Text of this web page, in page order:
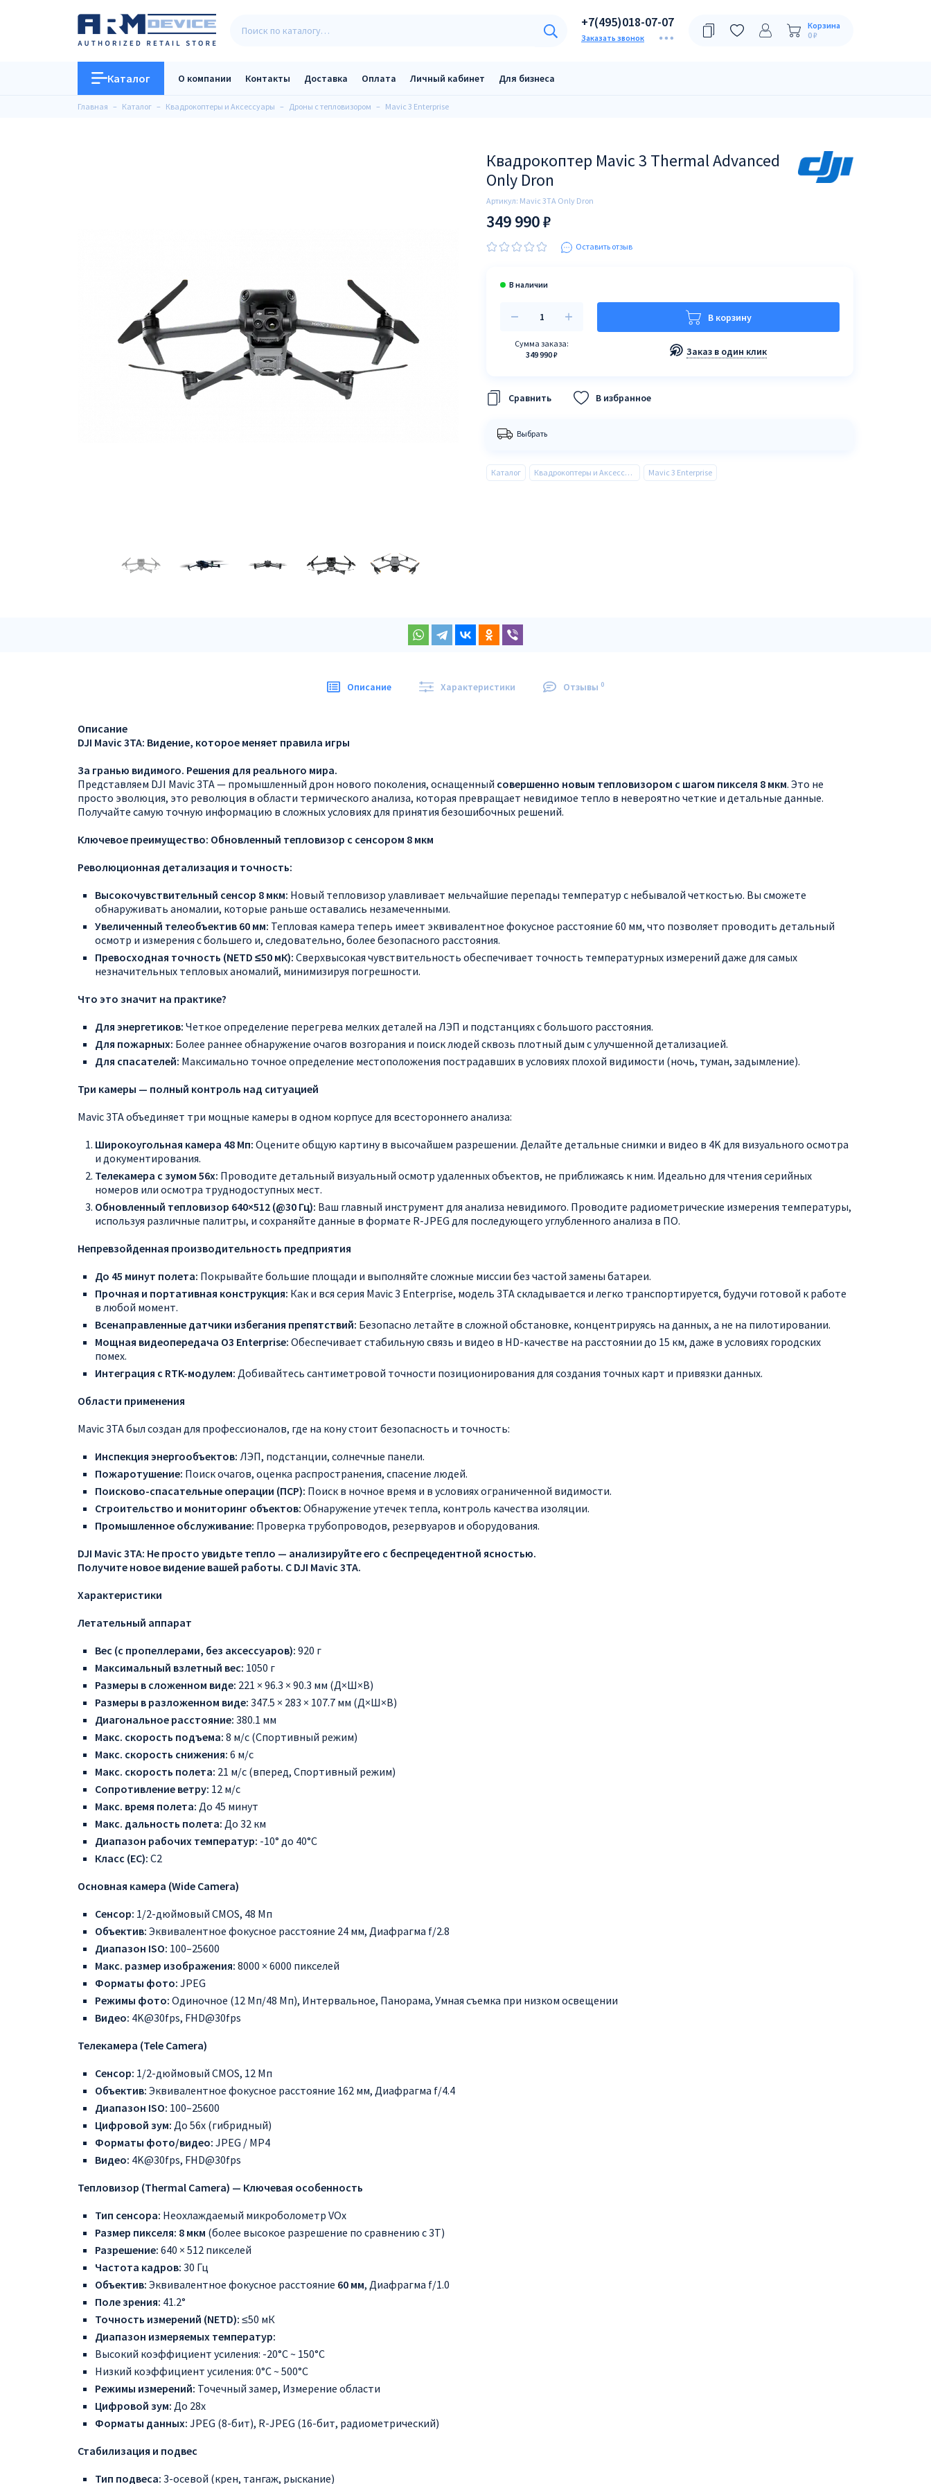
+7(495)018-07-07
Заказать звонок
Корзина
0 ₽
Каталог О компании Контакты Доставка Оплата Личный кабинет Для бизнеса
Главная Каталог Квадрокоптеры и Аксессуары Дроны с тепловизором Mavic 3 Enterprise
Квадрокоптер Mavic 3 Thermal Advanced
Only Dron
Артикул: Mavic 3TA Only Dron
349 990 ₽
Оставить отзыв
Сумма заказа:
349 990 ₽
В корзину
Заказ в один клик
В избранное
Выбрать
Каталог Квадрокоптеры и Аксессуары Mavic 3 Enterprise
Описание Характеристики Отзывы 0
Описание
DJI Mavic 3TA: Видение, которое меняет правила игры
За гранью видимого. Решения для реального мира.
Представляем DJI Mavic 3TA — промышленный дрон нового поколения, оснащенный совершенно новым тепловизором с шагом пикселя 8 мкм. Это не
просто эволюция, это революция в области термического анализа, которая превращает невидимое тепло в невероятно четкие и детальные данные.
Получайте самую точную информацию в сложных условиях для принятия безошибочных решений.
Ключевое преимущество: Обновленный тепловизор с сенсором 8 мкм
Революционная детализация и точность:
Высокочувствительный сенсор 8 мкм: Новый тепловизор улавливает мельчайшие перепады температур с небывалой четкостью. Вы сможете
обнаруживать аномалии, которые раньше оставались незамеченными.
Увеличенный телеобъектив 60 мм: Тепловая камера теперь имеет эквивалентное фокусное расстояние 60 мм, что позволяет проводить детальный
осмотр и измерения с большего и, следовательно, более безопасного расстояния.
Превосходная точность (NETD ≤50 мК): Сверхвысокая чувствительность обеспечивает точность температурных измерений даже для самых
незначительных тепловых аномалий, минимизируя погрешности.
Что это значит на практике?
Для энергетиков: Четкое определение перегрева мелких деталей на ЛЭП и подстанциях с большого расстояния.
Для пожарных: Более раннее обнаружение очагов возгорания и поиск людей сквозь плотный дым с улучшенной детализацией.
Для спасателей: Максимально точное определение местоположения пострадавших в условиях плохой видимости (ночь, туман, задымление).
Три камеры — полный контроль над ситуацией
Mavic 3TA объединяет три мощные камеры в одном корпусе для всестороннего анализа:
Широкоугольная камера 48 Мп: Оцените общую картину в высочайшем разрешении. Делайте детальные снимки и видео в 4K для визуального осмотра
и документирования.
Телекамера с зумом 56x: Проводите детальный визуальный осмотр удаленных объектов, не приближаясь к ним. Идеально для чтения серийных
номеров или осмотра труднодоступных мест.
Обновленный тепловизор 640×512 (@30 Гц): Ваш главный инструмент для анализа невидимого. Проводите радиометрические измерения температуры,
используя различные палитры, и сохраняйте данные в формате R-JPEG для последующего углубленного анализа в ПО.
Непревзойденная производительность предприятия
До 45 минут полета: Покрывайте большие площади и выполняйте сложные миссии без частой замены батареи.
Прочная и портативная конструкция: Как и вся серия Mavic 3 Enterprise, модель 3TA складывается и легко транспортируется, будучи готовой к работе
в любой момент.
Всенаправленные датчики избегания препятствий: Безопасно летайте в сложной обстановке, концентрируясь на данных, а не на пилотировании.
Мощная видеопередача O3 Enterprise: Обеспечивает стабильную связь и видео в HD-качестве на расстоянии до 15 км, даже в условиях городских
помех.
Интеграция с RTK-модулем: Добивайтесь сантиметровой точности позиционирования для создания точных карт и привязки данных.
Области применения
Mavic 3TA был создан для профессионалов, где на кону стоит безопасность и точность:
Инспекция энергообъектов: ЛЭП, подстанции, солнечные панели.
Пожаротушение: Поиск очагов, оценка распространения, спасение людей.
Поисково-спасательные операции (ПСР): Поиск в ночное время и в условиях ограниченной видимости.
Строительство и мониторинг объектов: Обнаружение утечек тепла, контроль качества изоляции.
Промышленное обслуживание: Проверка трубопроводов, резервуаров и оборудования.
DJI Mavic 3TA: Не просто увидьте тепло — анализируйте его с беспрецедентной ясностью.
Получите новое видение вашей работы. С DJI Mavic 3TA.
Характеристики
Летательный аппарат
Вес (с пропеллерами, без аксессуаров): 920 г
Максимальный взлетный вес: 1050 г
Размеры в сложенном виде: 221 × 96.3 × 90.3 мм (Д×Ш×В)
Размеры в разложенном виде: 347.5 × 283 × 107.7 мм (Д×Ш×В)
Диагональное расстояние: 380.1 мм
Макс. скорость подъема: 8 м/с (Спортивный режим)
Макс. скорость снижения: 6 м/с
Макс. скорость полета: 21 м/с (вперед, Спортивный режим)
Сопротивление ветру: 12 м/с
Макс. время полета: До 45 минут
Макс. дальность полета: До 32 км
Диапазон рабочих температур: -10° до 40°C
Класс (ЕС): C2
Основная камера (Wide Camera)
Сенсор: 1/2-дюймовый CMOS, 48 Мп
Объектив: Эквивалентное фокусное расстояние 24 мм, Диафрагма f/2.8
Диапазон ISO: 100–25600
Макс. размер изображения: 8000 × 6000 пикселей
Форматы фото: JPEG
Режимы фото: Одиночное (12 Мп/48 Мп), Интервальное, Панорама, Умная съемка при низком освещении
Видео: 4K@30fps, FHD@30fps
Телекамера (Tele Camera)
Сенсор: 1/2-дюймовый CMOS, 12 Мп
Объектив: Эквивалентное фокусное расстояние 162 мм, Диафрагма f/4.4
Диапазон ISO: 100–25600
Цифровой зум: До 56x (гибридный)
Форматы фото/видео: JPEG / MP4
Видео: 4K@30fps, FHD@30fps
Тепловизор (Thermal Camera) — Ключевая особенность
Тип сенсора: Неохлаждаемый микроболометр VOx
Размер пикселя: 8 мкм (более высокое разрешение по сравнению с 3T)
Разрешение: 640 × 512 пикселей
Частота кадров: 30 Гц
Объектив: Эквивалентное фокусное расстояние 60 мм, Диафрагма f/1.0
Поле зрения: 41.2°
Точность измерений (NETD): ≤50 мК
Диапазон измеряемых температур:
Высокий коэффициент усиления: -20°C ~ 150°C
Низкий коэффициент усиления: 0°C ~ 500°C
Режимы измерений: Точечный замер, Измерение области
Цифровой зум: До 28x
Форматы данных: JPEG (8-бит), R-JPEG (16-бит, радиометрический)
Стабилизация и подвес
Тип подвеса: 3-осевой (крен, тангаж, рыскание)